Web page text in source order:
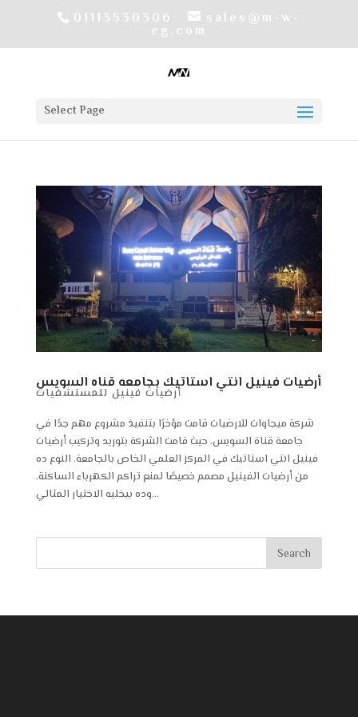
01113530306 sales@m-w-
eg.com
Select Page
أرضيات فينيل انتي استاتيك بجامعه قناه السويس
أرضيات فينيل للمستشفيات
شركة ميجاوات للارضيات قامت مؤخرًا بتنفيذ مشروع مهم جدًا في
جامعة قناة السويس، حيث قامت الشركة بتوريد وتركيب أرضيات
فينيل انتي استاتيك في المركز العلمي الخاص بالجامعة. النوع ده
من أرضيات الفينيل مصمم خصيصًا لمنع تراكم الكهرباء الساكنة،
وده بيخليه الاختيار المثالي...